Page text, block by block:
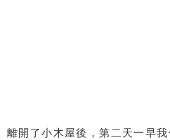
離開了小木屋後，第二天一早